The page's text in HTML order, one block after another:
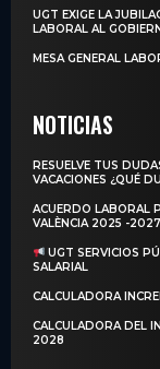
UGT EXIGE LA
LABORAL AL
MESA GENERAL
NOTICIAS
RESUELVE TUS
VACACIONES ¿QUÉ
ACUERDO LABORAL
VALÈNCIA 2025 -2027
UGT SERVICIOS
SALARIAL
CALCULADORA
CALCULADORA DEL
2028